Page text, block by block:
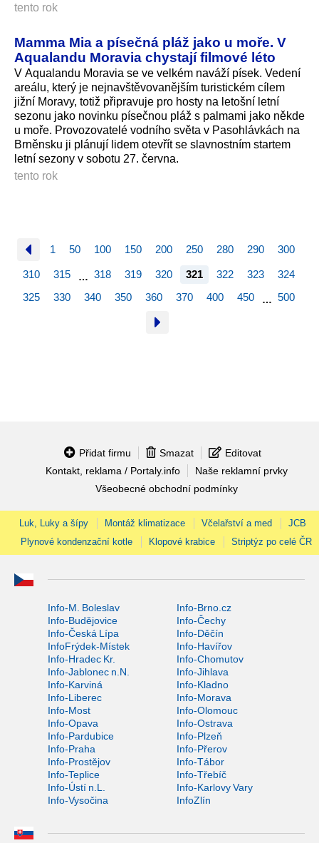
tento rok
Mamma Mia a písečná pláž jako u moře. V
Aqualandu Moravia chystají filmové léto
V Aqualandu Moravia se ve velkém naváží písek. Vedení
areálu, který je nejnavštěvovanějším turistickém cílem
jižní Moravy, totiž připravuje pro hosty na letošní letní
sezonu jako novinku písečnou pláž s palmami jako někde
u moře. Provozovatelé vodního světa v Pasohlávkách na
Brněnsku ji plánují lidem otevřít se slavnostním startem
letní sezony v sobotu 27. června.
tento rok
1 50 100 150 200 250 280 290 300
310 315 … 318 319 320 321 322 323
324
325
330 340 350 360 370 400 450 … 500
Přidat firmu Smazat
Editovat
Kontakt, reklama / Portaly.info
Naše reklamní prvky
Všeobecné obchodní podmínky
Luk, Luky a šípy Montáž klimatizace Včelařství a med
JCB
Plynové kondenzační kotle
Klopové krabice Striptýz po celé ČR
Info-M. Boleslav
Info-Brno.cz
Info-Budějovice
Info-Čechy
Info-Česká Lípa
Info-Děčín
InfoFrýdek-Místek
Info-Havířov
Info-Hradec Kr.
Info-Chomutov
Info-Jablonec n.N.
Info-Jihlava
Info-Karviná
Info-Kladno
Info-Liberec
Info-Morava
Info-Most
Info-Olomouc
Info-Opava
Info-Ostrava
Info-Pardubice
Info-Plzeň
Info-Praha
Info-Přerov
Info-Prostějov
Info-Tábor
Info-Teplice
Info-Třebíč
Info-Ústí n.L.
Info-Karlovy Vary
Info-Vysočina
InfoZlín